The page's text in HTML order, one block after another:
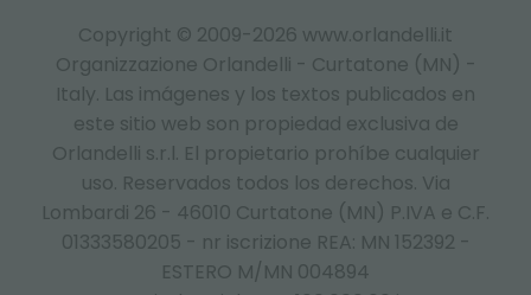
Copyright © 2009-2026 www.orlandelli.it
Organizzazione Orlandelli - Curtatone (MN) -
Italy. Las imágenes y los textos publicados en
este sitio web son propiedad exclusiva de
Orlandelli s.r.l. El propietario prohíbe cualquier
uso. Reservados todos los derechos. Via
Lombardi 26 - 46010 Curtatone (MN) P.IVA e C.F.
01333580205 - nr iscrizione REA: MN 152392 -
ESTERO M/MN 004894